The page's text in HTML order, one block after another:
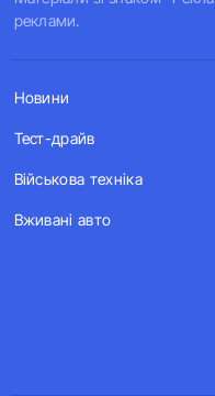
реклами.
Новини
Тест-драйв
Військова техніка
Вживані авто